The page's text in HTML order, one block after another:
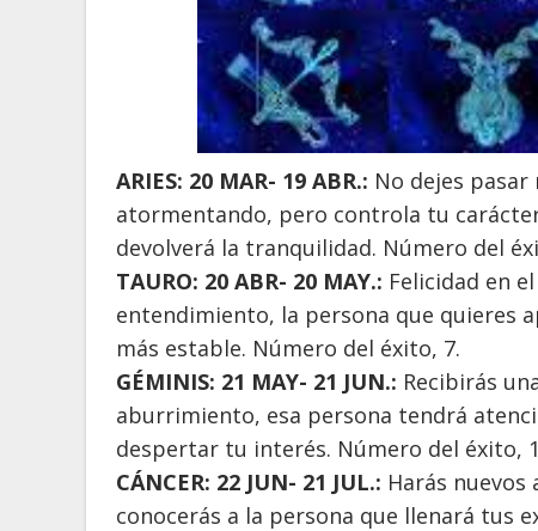
ARIES: 20 MAR- 19 ABR.: No dejes
atormentando, pero controla tu
devolverá la tranquilidad. Número del
TAURO: 20 ABR- 20 MAY.: Felicidad en
entendimiento, la persona que quieres
más estable. Número del éxito, 7.
GÉMINIS: 21 MAY- 21 JUN.: Recibirás
aburrimiento, esa persona tendrá
despertar tu interés. Número del éxito,
CÁNCER: 22 JUN- 21 JUL.: Harás
conocerás a la persona que llenará tus